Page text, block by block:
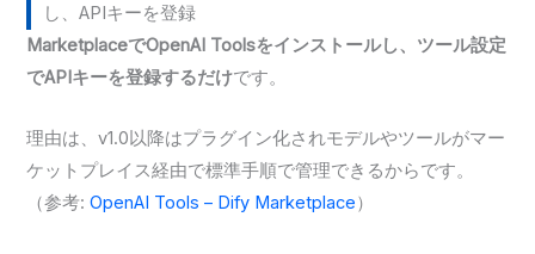
し、APIキーを登録
MarketplaceでOpenAI Toolsをインストールし、ツール設定
でAPIキーを登録するだけです。
理由は、v1.0以降はプラグイン化されモデルやツールがマー
ケットプレイス経由で標準手順で管理できるからです。
（参考:OpenAI Tools – Dify Marketplace）